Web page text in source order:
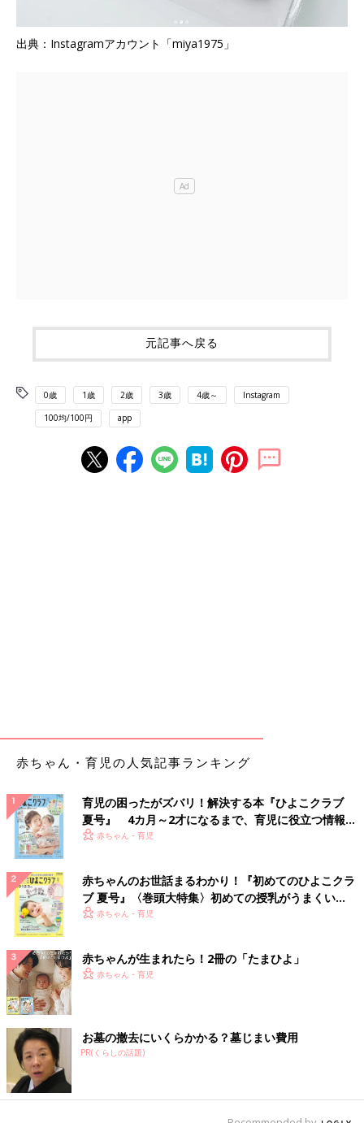
出典：Instagramアカウント「miya1975」
元記事へ戻る
0歳 1歳 2歳 3歳 4歳～ Instagram
100均/100円 app
赤ちゃん・育児の人気記事ランキング
育児の困ったがズバリ！解決する本『ひよこクラブ
夏号』 4カ月～2才になるまで、育児に役立つ情報が
いっぱい！
赤ちゃん・育児
赤ちゃんのお世話まるわかり！『初めてのひよこクラ
ブ 夏号』〈巻頭大特集〉初めての授乳がうまくい
く！ おっぱい・ミルクの基本と夏のトラブル 解決テ
赤ちゃん・育児
赤ちゃんが生まれたら！2冊の「たまひよ」
赤ちゃん・育児
お墓の撤去にいくらかかる？墓じまい費用
PR(くらしの話題)